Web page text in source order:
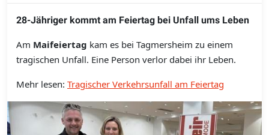
28-Jähriger kommt am Feiertag bei Unfall ums Leben
Am Maifeiertag kam es bei Tagmersheim zu einem
tragischen Unfall. Eine Person verlor dabei ihr Leben.
Mehr lesen: Tragischer Verkehrsunfall am Feiertag